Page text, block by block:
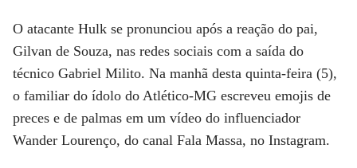
O atacante Hulk se pronunciou após a reação do pai,
Gilvan de Souza, nas redes sociais com a saída do
técnico Gabriel Milito. Na manhã desta quinta-feira (5),
o familiar do ídolo do Atlético-MG escreveu emojis de
preces e de palmas em um vídeo do influenciador
Wander Lourenço, do canal Fala Massa, no Instagram.